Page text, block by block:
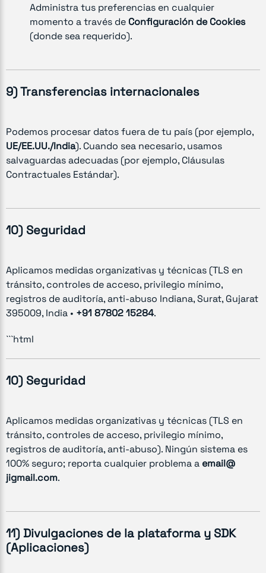
Administra tus preferencias en cualquier
momento a través de Configuración de Cookies
(donde sea requerido).
9) Transferencias internacionales
Podemos procesar datos fuera de tu país (por ejemplo,
UE/EE.UU./India). Cuando sea necesario, usamos
salvaguardas adecuadas (por ejemplo, Cláusulas
Contractuales Estándar).
10) Seguridad
Aplicamos medidas organizativas y técnicas (TLS en
tránsito, controles de acceso, privilegio mínimo,
registros de auditoría, anti-abuso Indiana, Surat, Gujarat
395009, India • +91 87802 15284.
```html
10) Seguridad
Aplicamos medidas organizativas y técnicas (TLS en
tránsito, controles de acceso, privilegio mínimo,
registros de auditoría, anti-abuso). Ningún sistema es
100% seguro; reporta cualquier problema a email@
jigmail.com.
11) Divulgaciones de la plataforma y SDK
(Aplicaciones)